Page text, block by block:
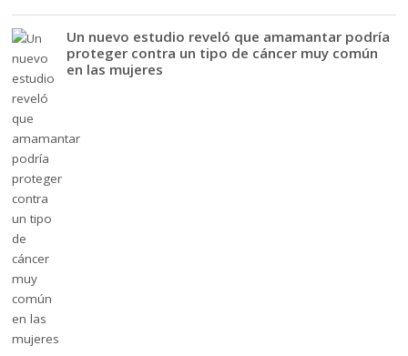
Un nuevo estudio reveló que amamantar podría
proteger contra un tipo de cáncer muy común
en las mujeres